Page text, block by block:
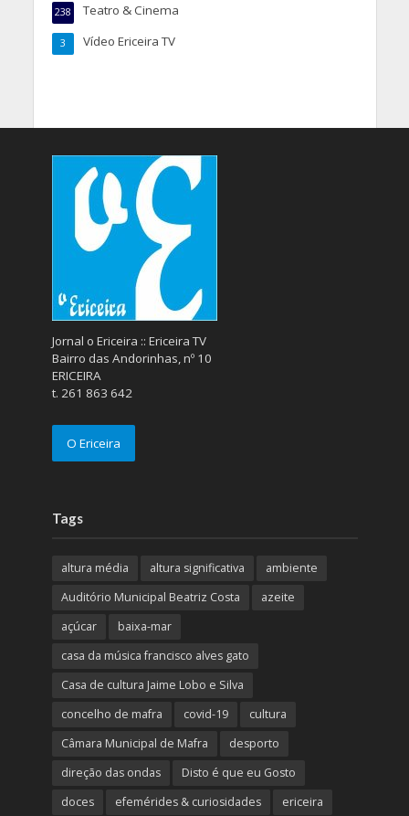
Teatro & Cinema
238
Vídeo Ericeira TV
3
Jornal o Ericeira :: Ericeira TV
Bairro das Andorinhas, nº 10
ERICEIRA
t. 261 863 642
O Ericeira
Tags
altura média altura significativa
ambiente
Auditório Municipal Beatriz Costa
azeite
açúcar
baixa-mar
casa da música francisco alves gato
Casa de cultura Jaime Lobo e Silva
concelho de mafra
covid-19
cultura
Câmara Municipal de Mafra
desporto
direção das ondas
Disto é que eu Gosto
doces
efemérides & curiosidades ericeira